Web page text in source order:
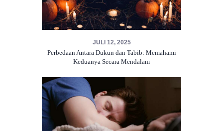
JULI 12, 2025
Perbedaan Antara Dukun dan Tabib: Memahami
Keduanya Secara Mendalam